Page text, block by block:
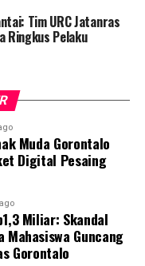
UNG turut
Bencana
pedoman standar
dini,
ibu hamil
KKN Profesi
pemberdayaan
instrumen krusial
Kematian Ibu
Tim URC Jatanras
Ringkus Pelaku
Muda Gorontalo
Digital Pesaing
Miliar: Skandal
Mahasiswa Guncang
Gorontalo